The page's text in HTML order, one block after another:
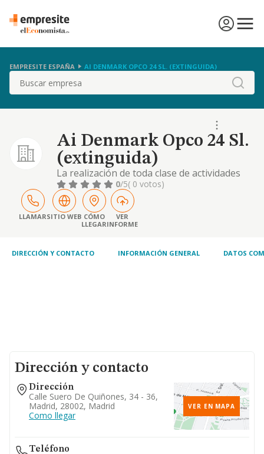
EMPRESITE ESPAÑA AI DENMARK OPCO 24 SL. (EXTINGUIDA)
Buscar
Ai Denmark Opco 24 Sl.
(extinguida)
La realización de toda clase de actividades
relacionadas con la prestación de servicios
de ortodoncia, odontología, protésicos y
estomatológicos, así como actividades
relacionadas con la odontología en general,
incluida la explotación de clínicas dentales; la
0/5( 0 votos)
LLAMARSITIO WEB CÓMO
LLEGAR
VER
INFORME
DIRECCIÓN Y CONTACTO INFORMACIÓN GENERAL DATOS
Dirección y contacto
Dirección
Calle Suero De Quiñones, 34 - 36,
Madrid, 28002, Madrid
Como llegar
VER EN MAPA
Teléfono